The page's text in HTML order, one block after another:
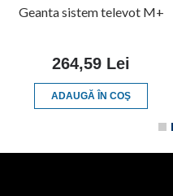
Telecomanda gestiune
283,94 Lei
ADAUGĂ ÎN COŞ